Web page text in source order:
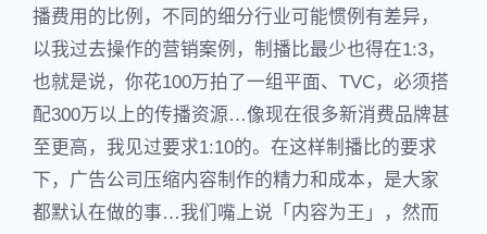
播费用的比例，不同的细分行业可能惯例有差异，
以我过去操作的营销案例，制播比最少也得在1:3，
也就是说，你花100万拍了一组平面、TVC，必须搭
配300万以上的传播资源…像现在很多新消费品牌甚
至更高，我见过要求1:10的。在这样制播比的要求
下，广告公司压缩内容制作的精力和成本，是大家
都默认在做的事…我们嘴上说「内容为王」，然而